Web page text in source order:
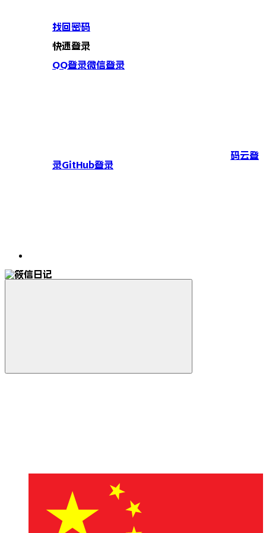
找回密码
快速登录
QQ登录微信登录
码云登
录GitHub登录